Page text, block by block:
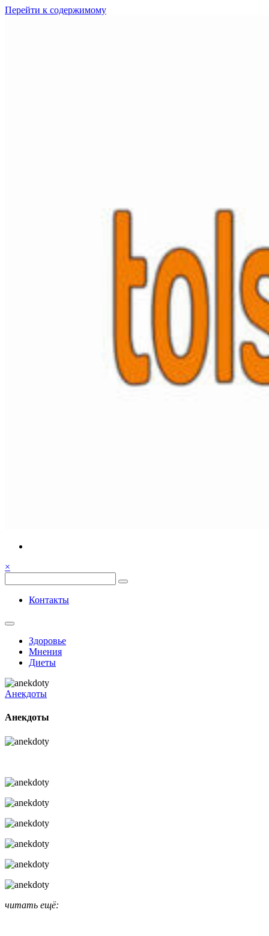
Перейти к содержимому
Весёлый и здоровый образ
жизни
Семья, общение, здоровье.
×
Весёлый и здоровый образ жизни
Контакты
Здоровье
Мнения
Диеты
Анекдоты
Анекдоты
читать ещё: